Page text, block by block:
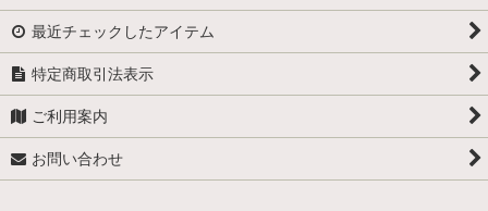
最近チェックしたアイテム
特定商取引法表示
ご利用案内
お問い合わせ